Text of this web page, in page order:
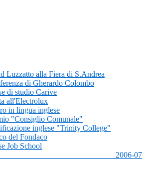
Luzzatto alla Fiera di S.Andrea
di Gherardo Colombo
di studio Carive
all'Electrolux
in lingua inglese
"Consiglio Comunale"
inglese "Trinity College"
del Fondaco
Job School
2006-07